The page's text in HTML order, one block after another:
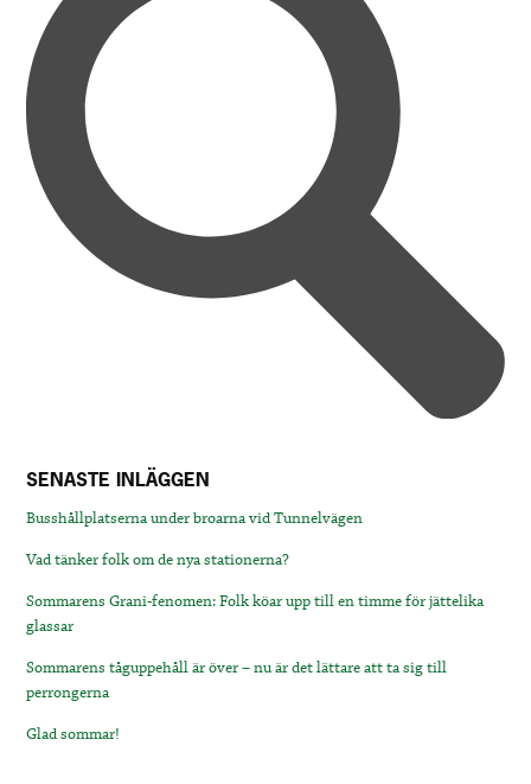
SENASTE INLÄGGEN
Busshållplatserna under broarna vid Tunnelvägen
Vad tänker folk om de nya stationerna?
Sommarens Grani-fenomen: Folk köar upp till en timme för jättelika
glassar
Sommarens tåguppehåll är över – nu är det lättare att ta sig till
perrongerna
Glad sommar!